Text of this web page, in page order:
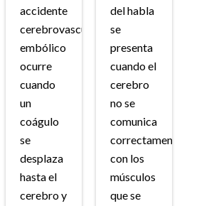
accidente
cerebrovascular
embólico
ocurre
cuando
un
coágulo
se
desplaza
hasta el
cerebro y
del habla
se
presenta
cuando el
cerebro
no se
comunica
correctamente
con los
músculos
que se